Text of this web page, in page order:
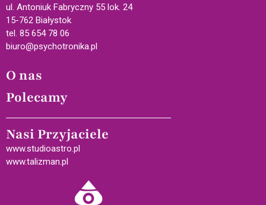
ul. Antoniuk Fabryczny 55 lok. 24
15-762 Białystok
tel. 85 654 78 06
biuro@psychotronika.pl
O nas
Polecamy
Nasi Przyjaciele
www.studioastro.pl
www.talizman.pl